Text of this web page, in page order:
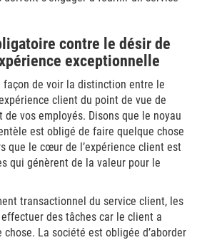
contre le désir de
exceptionnelle
façon de voir la distinction entre le
client du point de vue de
vos employés. Disons que le noyau
est obligé de faire quelque chose
que le cœur de l’expérience client est
qui génèrent de la valeur pour le
transactionnel du service client, les
des tâches car le client a
chose. La société est obligée d’aborder